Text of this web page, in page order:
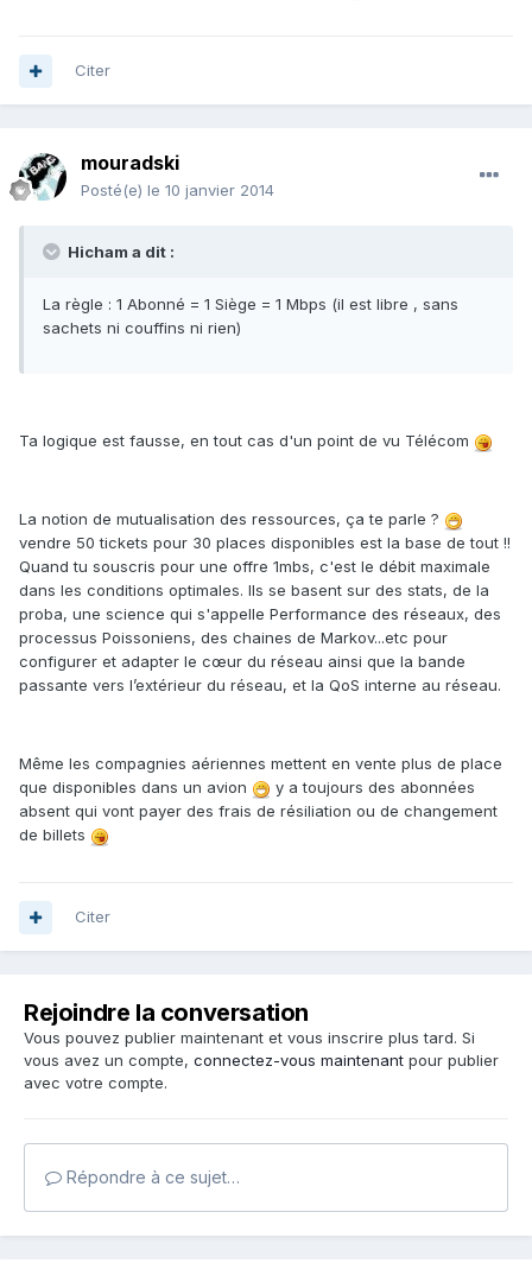
Citer
mouradski
Posté(e) le 10 janvier 2014
Hicham a dit :
La règle : 1 Abonné = 1 Siège = 1 Mbps (il est libre , sans
sachets ni couffins ni rien)
Ta logique est fausse, en tout cas d'un point de vu Télécom
La notion de mutualisation des ressources, ça te parle ?
vendre 50 tickets pour 30 places disponibles est la base de tout !!
Quand tu souscris pour une offre 1mbs, c'est le débit maximale
dans les conditions optimales. Ils se basent sur des stats, de la
proba, une science qui s'appelle Performance des réseaux, des
processus Poissoniens, des chaines de Markov...etc pour
configurer et adapter le cœur du réseau ainsi que la bande
passante vers l’extérieur du réseau, et la QoS interne au réseau.
Même les compagnies aériennes mettent en vente plus de place
que disponibles dans un avion
y a toujours des abonnées
absent qui vont payer des frais de résiliation ou de changement
de billets
Citer
Rejoindre la conversation
Vous pouvez publier maintenant et vous inscrire plus tard. Si
vous avez un compte, connectez-vous maintenant pour publier
avec votre compte.
Répondre à ce sujet…